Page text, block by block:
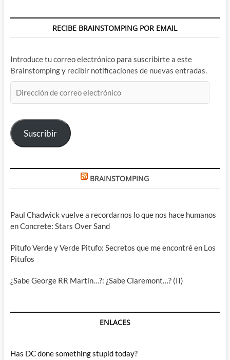
RECIBE BRAINSTOMPING POR EMAIL
Introduce tu correo electrónico para suscribirte a este
Brainstomping y recibir notificaciones de nuevas entradas.
de
electrónico
Suscribir
BRAINSTOMPING
Paul Chadwick vuelve a recordarnos lo que nos hace humanos
en Concrete: Stars Over Sand
Pitufo Verde y Verde Pitufo: Secretos que me encontré en Los
Pitufos
¿Sabe George RR Martin…?: ¿Sabe Claremont…? (II)
ENLACES
Has DC done something stupid today?